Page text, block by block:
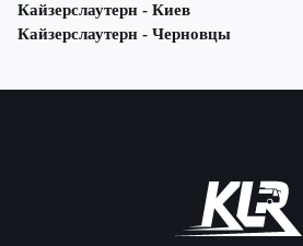
Кайзерслаутерн - Киев
Кайзерслаутерн - Черновцы